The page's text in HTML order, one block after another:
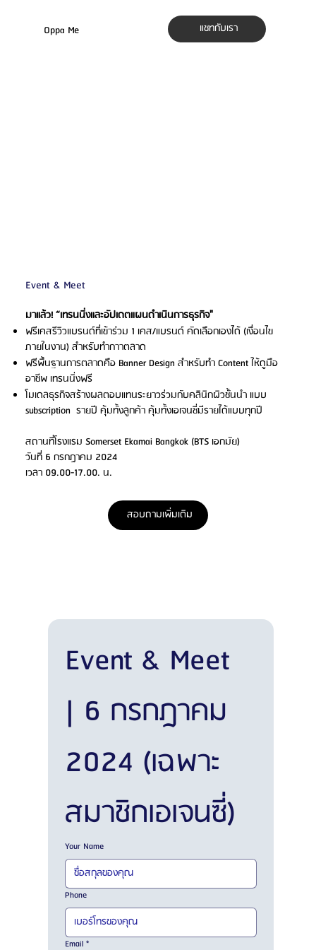
แชทกับเรา
Oppa Me
Event & Meet
| 6 กรกฎาคม
2024 (เฉพาะ
สมาชิกเอเจนซี่)
Your Name
Phone
Email *
สอบถามเพิ่มเติม
มาแล้ว! “เทรนนิ่งและอัปเดตแผนดำเนินการธุรกิจ"
ฟรีเคสรีวิวแบรนด์ที่เข้าร่วม 1 เคส/แบรนด์ คัดเลือกเองได้ (เงื่อนไข
ภายในงาน) สำหรับทำกาาตลาด
ฟรีพื้นฐานการตลาดคือ Banner Design สำหรับทำ Content ให้ดูมือ
อาชีพ เทรนนิ่งฟรี
โมเดลธุรกิจสร้างผลตอบแทนระยาวร่วมกับคลินิกผิวชั้นนำ แบบ
subscription รายปี คุ้มทั้งลูกค้า คุ้มทั้งเอเจนซี่มีรายได้แบบทุกปี
สถานที่โรงแรม Somerset Ekamai Bangkok (BTS เอกมัย)
วันที่ 6 กรกฏาคม 2024
เวลา 09.00-17.00. น.
Event & Meet